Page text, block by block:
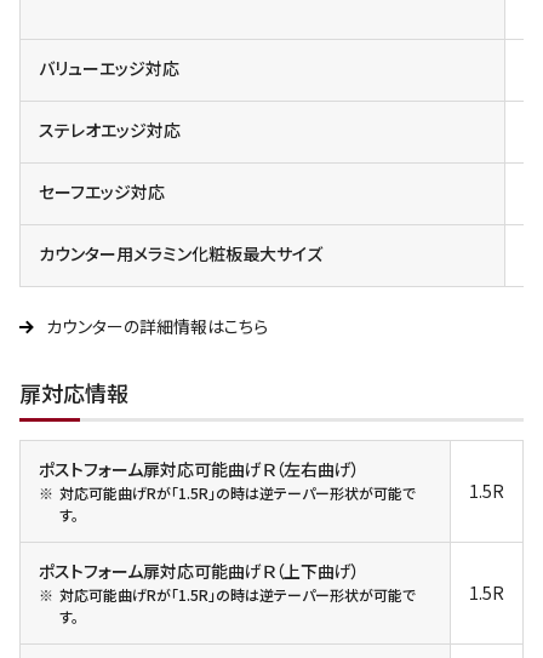
バリューエッジ対応
ステレオエッジ対応
セーフエッジ対応
カウンター用メラミン化粧板最大サイズ
カウンターの詳細情報はこちら
扉対応情報
ポストフォーム扉対応可能曲げＲ（左右曲げ）
対応可能曲げRが「1.5R」の時は逆テーパー形状が可能で
す。
1.5R
ポストフォーム扉対応可能曲げＲ（上下曲げ）
対応可能曲げRが「1.5R」の時は逆テーパー形状が可能で
す。
1.5R